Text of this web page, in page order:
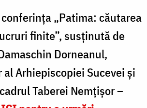
„Patima: căutarea
finite”, susținută de
Dorneanul,
al Arhiepiscopiei Sucevei și
Taberei Nemțișor –